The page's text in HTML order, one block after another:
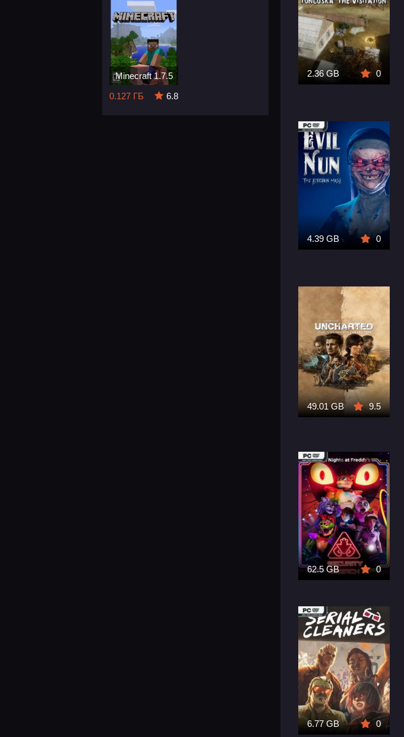
Minecraft 1.7.5
0.127 ГБ
6.8
2.36 GB 0
4.39 GB 0
49.01 GB 9.5
62.5 GB 0
6.77 GB 0